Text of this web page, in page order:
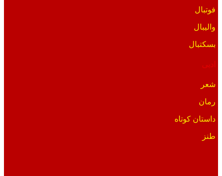
فوتبال
والیبال
بسکتبال
ادبی
شعر
رمان
داستان کوتاه
طنز